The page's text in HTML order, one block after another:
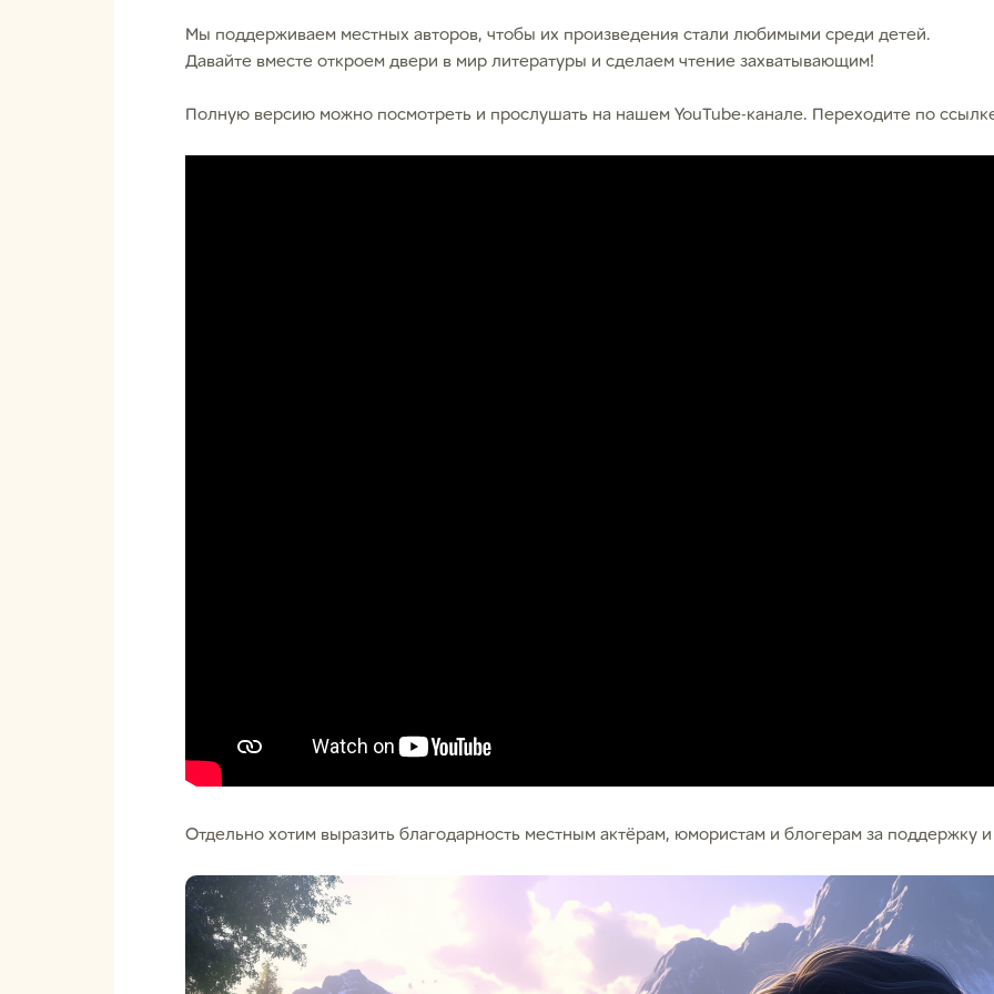
Мы поддерживаем местных авторов, чтобы их произведения стали любимыми среди детей.
Давайте вместе откроем двери в мир литературы и сделаем чтение захватывающим!
Полную версию можно посмотреть и прослушать на нашем YouTube-канале. Переходите по
Отдельно хотим выразить благодарность местным актёрам, юмористам и блогерам за поддержку и